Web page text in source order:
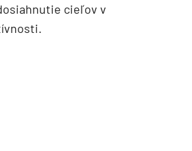
cieľov v